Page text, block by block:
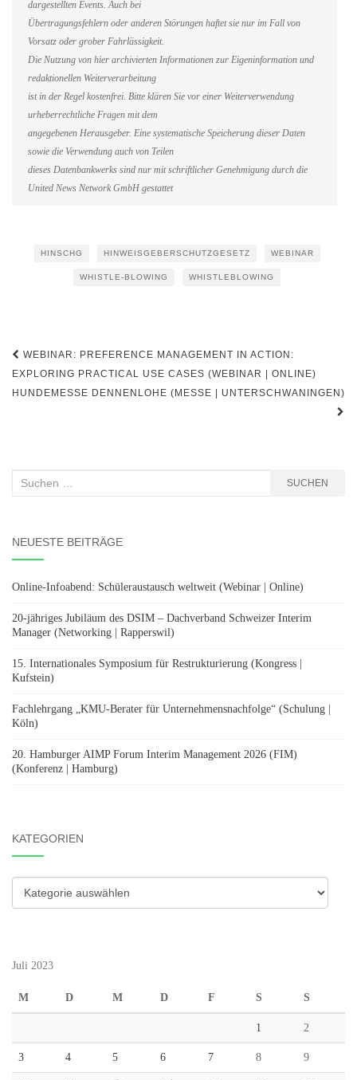
dargestellten Events. Auch bei
Übertragungsfehlern oder anderen Störungen haftet sie nur im Fall von
Vorsatz oder grober Fahrlässigkeit.
Die Nutzung von hier archivierten Informationen zur Eigeninformation und
redaktionellen Weiterverarbeitung
ist in der Regel kostenfrei. Bitte klären Sie vor einer Weiterverwendung
urheberrechtliche Fragen mit dem
angegebenen Herausgeber. Eine systematische Speicherung dieser Daten
sowie die Verwendung auch von Teilen
dieses Datenbankwerks sind nur mit schriftlicher Genehmigung durch die
United News Network GmbH gestattet
HINSCHG HINWEISGEBERSCHUTZGESETZ WEBINAR
WHISTLE-BLOWING WHISTLEBLOWING
Beitragsnavigation
WEBINAR: PREFERENCE MANAGEMENT IN ACTION:
EXPLORING PRACTICAL USE CASES (WEBINAR | ONLINE)
HUNDEMESSE DENNENLOHE (MESSE | UNTERSCHWANINGEN)
Suchen
SUCHEN
NEUESTE BEITRÄGE
Online-Infoabend: Schüleraustausch weltweit (Webinar | Online)
20-jähriges Jubiläum des DSIM – Dachverband Schweizer Interim
Manager (Networking | Rapperswil)
15. Internationales Symposium für Restrukturierung (Kongress |
Kufstein)
Fachlehrgang „KMU-Berater für Unternehmensnachfolge“ (Schulung |
Köln)
20. Hamburger AIMP Forum Interim Management 2026 (FIM)
(Konferenz | Hamburg)
KATEGORIEN
Kategorien
Juli 2023
M D M D F S S
1 2
3 4 5 6 7 8 9